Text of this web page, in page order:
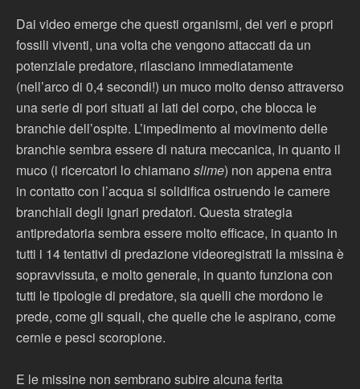
Dai video emerge che questi organismi, dei veri e propri
fossili viventi, una volta che vengono attaccati da un
potenziale predatore, rilasciano immediatamente
(nell’arco di 0,4 secondi!) un muco molto denso attraverso
una serie di pori situati ai lati del corpo, che blocca le
branchie dell’ospite. L’impedimento al movimento delle
branchie sembra essere di natura meccanica, in quanto il
muco (i ricercatori lo chiamano slime) non appena entra
in contatto con l’acqua si solidifica ostruendo le camere
branchiali degli ignari predatori. Questa strategia
antipredatoria sembra essere molto efficace, in quanto in
tutti i 14 tentativi di predazione videoregistrati la missina è
sopravvissuta, e molto generale, in quanto funziona con
tutti le tipologie di predatore, sia quelli che mordono le
prede, come gli squali, che quelle che le aspirano, come
cernie e pesci scoropione.
E le missine non sembrano subire alcuna ferita